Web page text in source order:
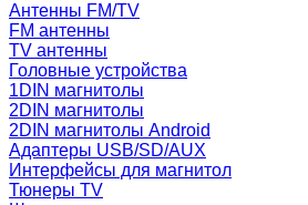
Антенны FM/TV
FM антенны
TV антенны
Головные устройства
1DIN магнитолы
2DIN магнитолы
2DIN магнитолы Android
Адаптеры USB/SD/AUX
Интерфейсы для магнитол
Тюнеры TV